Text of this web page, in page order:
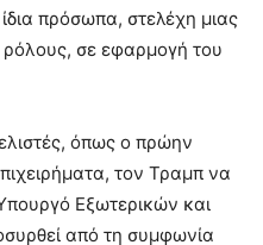
πρόσωπα, στελέχη μιας
ρόλους, σε εφαρμογή του
όπως ο πρώην
τον Τραμπ να
Εξωτερικών και
από τη συμφωνία